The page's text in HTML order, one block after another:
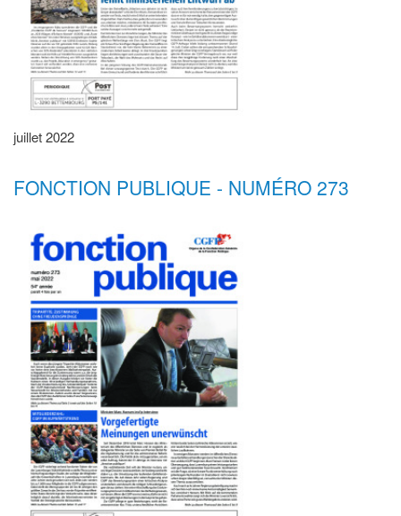
juillet 2022
FONCTION PUBLIQUE - NUMÉRO 273